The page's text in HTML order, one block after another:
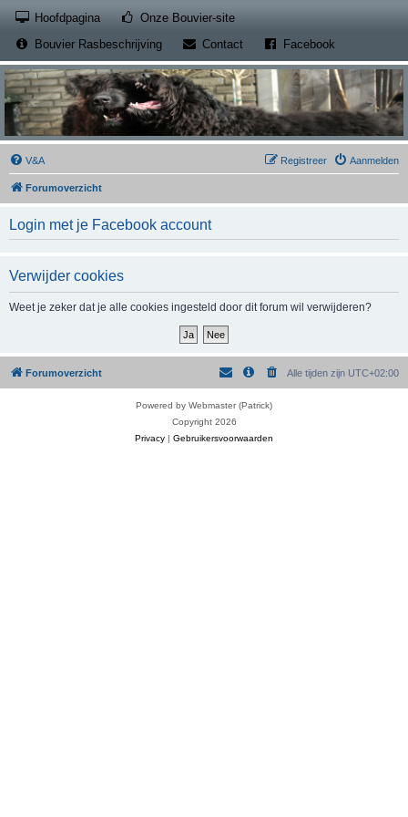
Hoofdpagina Onze Bouvier-site(Opens a new tab)
Bouvier Rasbeschrijving
Contact(Opens a new tab)
Facebook
V&A Aanmelden
Registreer
Forumoverzicht
Login met je Facebook account
Verwijder cookies
Weet je zeker dat je alle cookies ingesteld door dit forum wil verwijderen?
Forumoverzicht Alle tijden zijn UTC+02:00
Powered by Webmaster (Patrick)
Copyright 2026
Privacy | Gebruikersvoorwaarden